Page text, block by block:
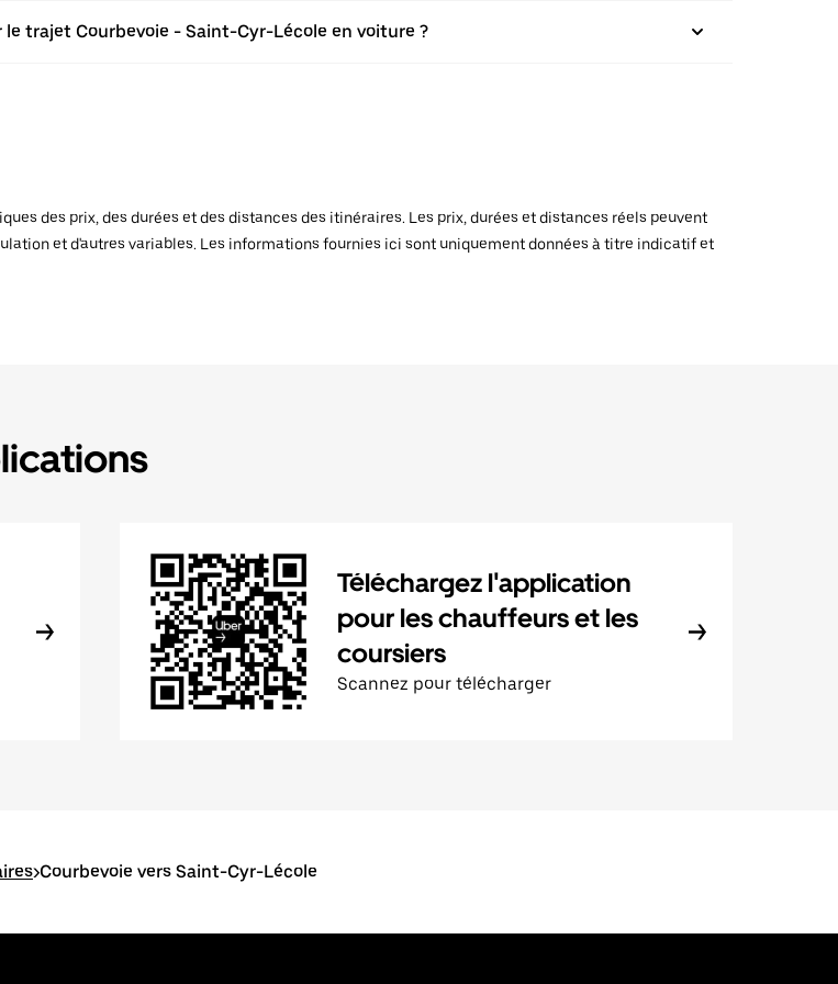
trajet Courbevoie - Saint-Cyr-Lécole en voiture ?
des prix, des durées et des distances des itinéraires. Les prix, durées et distances réels peuvent
et d'autres variables. Les informations fournies ici sont uniquement données à titre indicatif et
Téléchargez l'application
pour les chauffeurs et les
coursiers
Scannez pour télécharger
>Courbevoie vers Saint-Cyr-Lécole